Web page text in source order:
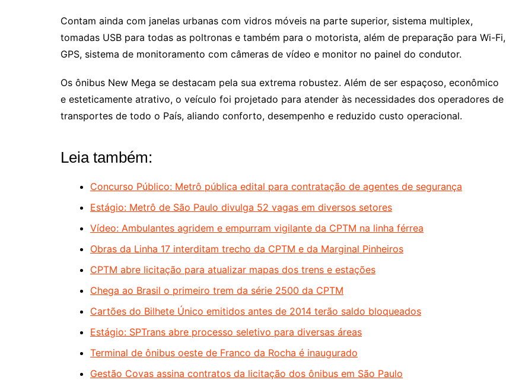
Contam ainda com janelas urbanas com vidros móveis na parte superior, sistema multiplex,
tomadas USB para todas as poltronas e também para o motorista, além de preparação para Wi-Fi,
GPS, sistema de monitoramento com câmeras de vídeo e monitor no painel do condutor.
Os ônibus New Mega se destacam pela sua extrema robustez. Além de ser espaçoso, econômico
e esteticamente atrativo, o veículo foi projetado para atender às necessidades dos operadores de
transportes de todo o País, aliando conforto, desempenho e reduzido custo operacional.
Leia também:
Concurso Público: Metrô pública edital para contratação de agentes de segurança
Estágio: Metrô de São Paulo divulga 52 vagas em diversos setores
Vídeo: Ambulantes agridem e empurram vigilante da CPTM na linha férrea
Obras da Linha 17 interditam trecho da CPTM e da Marginal Pinheiros
CPTM abre licitação para atualizar mapas dos trens e estações
Chega ao Brasil o primeiro trem da série 2500 da CPTM
Cartões do Bilhete Único emitidos antes de 2014 terão saldo bloqueados
Estágio: SPTrans abre processo seletivo para diversas áreas
Terminal de ônibus oeste de Franco da Rocha é inaugurado
Gestão Covas assina contratos da licitação dos ônibus em São Paulo